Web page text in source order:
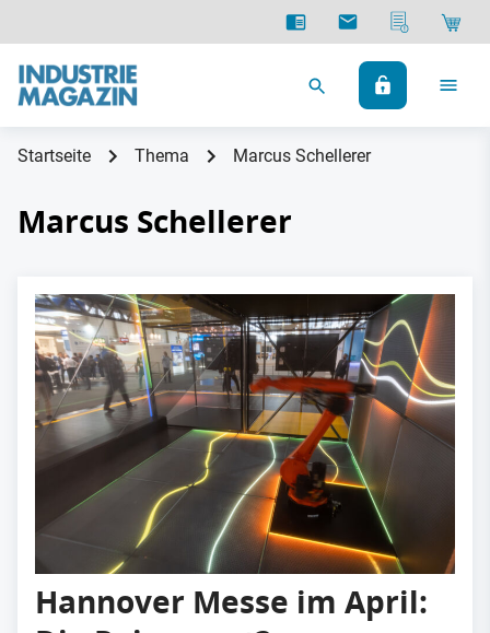
Startseite Thema Marcus Schellerer
Marcus Schellerer
Hannover Messe im April: